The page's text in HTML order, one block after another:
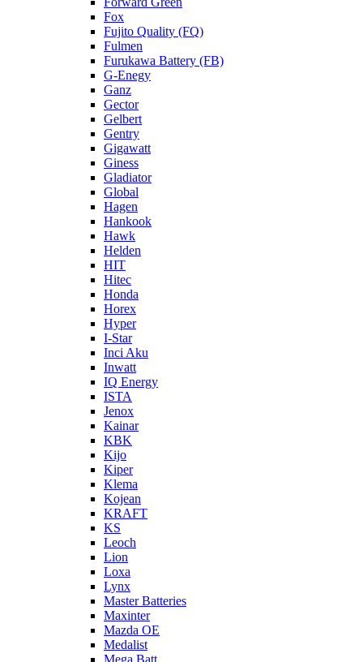
Fox
Fujito Quality (FQ)
Fulmen
Furukawa Battery (FB)
G-Enegy
Ganz
Gector
Gelbert
Gentry
Gigawatt
Giness
Gladiator
Global
Hagen
Hankook
Hawk
Helden
HIT
Hitec
Honda
Horex
Hyper
I-Star
Inci Aku
Inwatt
IQ Energy
ISTA
Jenox
Kainar
KBK
Kijo
Kiper
Klema
Kojean
KRAFT
KS
Leoch
Lion
Loxa
Lynx
Master Batteries
Maxinter
Mazda OE
Medalist
Mega Batt